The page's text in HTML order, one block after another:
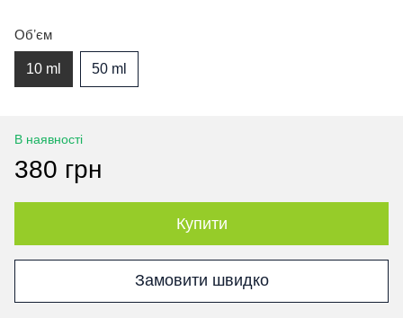
Обʼєм
10 ml 50 ml
В наявності
380 грн
Купити
Замовити швидко